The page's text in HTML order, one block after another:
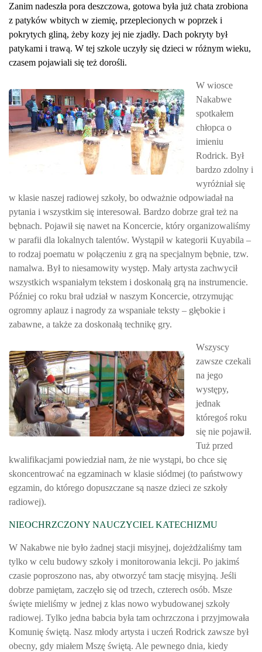
Zanim nadeszła pora deszczowa, gotowa była już chata zrobiona
z patyków wbitych w ziemię, przeplecionych w poprzek i
pokrytych gliną, żeby kozy jej nie zjadły. Dach pokryty był
patykami i trawą. W tej szkole uczyły się dzieci w różnym wieku,
czasem pojawiali się też dorośli.
W wiosce
Nakabwe
spotkałem
chłopca o
imieniu
Rodrick. Był
bardzo zdolny i
wyróżniał się
w klasie naszej radiowej szkoły, bo odważnie odpowiadał na
pytania i wszystkim się interesował. Bardzo dobrze grał też na
bębnach. Pojawił się nawet na Koncercie, który organizowaliśmy
w parafii dla lokalnych talentów. Wystąpił w kategorii Kuyabila –
to rodzaj poematu w połączeniu z grą na specjalnym bębnie, tzw.
namalwa. Był to niesamowity występ. Mały artysta zachwycił
wszystkich wspaniałym tekstem i doskonałą grą na instrumencie.
Później co roku brał udział w naszym Koncercie, otrzymując
ogromny aplauz i nagrody za wspaniałe teksty – głębokie i
zabawne, a także za doskonałą technikę gry.
Wszyscy
zawsze czekali
na jego
występy,
jednak
któregoś roku
się nie pojawił.
Tuż przed
kwalifikacjami powiedział nam, że nie wystąpi, bo chce się
skoncentrować na egzaminach w klasie siódmej (to państwowy
egzamin, do którego dopuszczane są nasze dzieci ze szkoły
radiowej).
NIEOCHRZCZONY NAUCZYCIEL KATECHIZMU
W Nakabwe nie było żadnej stacji misyjnej, dojeżdżaliśmy tam
tylko w celu budowy szkoły i monitorowania lekcji. Po jakimś
czasie poproszono nas, aby otworzyć tam stację misyjną. Jeśli
dobrze pamiętam, zaczęło się od trzech, czterech osób. Msze
święte mieliśmy w jednej z klas nowo wybudowanej szkoły
radiowej. Tylko jedna babcia była tam ochrzczona i przyjmowała
Komunię świętą. Nasz młody artysta i uczeń Rodrick zawsze był
obecny, gdy miałem Mszę świętą. Ale pewnego dnia, kiedy